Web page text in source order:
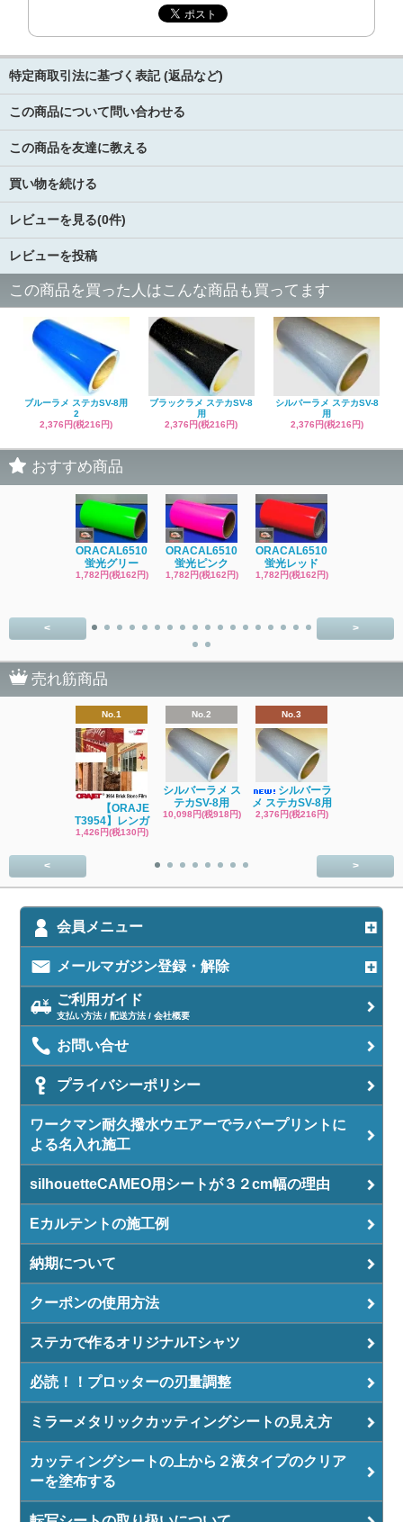
特定商取引法に基づく表記 (返品など)
この商品について問い合わせる
この商品を友達に教える
買い物を続ける
レビューを見る(0件)
レビューを投稿
この商品を買った人はこんな商品も買ってます
ブルーラメ ステカSV-8用
2
2,376円(税216円)
ブラックラメ ステカSV-8
用
2,376円(税216円)
シルバーラメ ステカSV-8
用
2,376円(税216円)
おすすめ商品
ORACAL6510
蛍光グリー
1,782円(税162円)
ORACAL6510
蛍光ピンク
1,782円(税162円)
ORACAL6510
蛍光レッド
1,782円(税162円)
< >
売れ筋商品
No.1
【ORAJE
T3954】レンガ
1,426円(税130円)
No.2
シルバーラメ ス
テカSV-8用
10,098円(税918円)
No.3
シルバーラ
メ ステカSV-8用
2,376円(税216円)
< >
会員メニュー
メールマガジン登録・解除
ご利用ガイド
支払い方法 / 配送方法 / 会社概要
お問い合せ
プライバシーポリシー
ワークマン耐久撥水ウエアーでラバープリントに
よる名入れ施工
silhouetteCAMEO用シートが３２cm幅の理由
Eカルテントの施工例
納期について
クーポンの使用方法
ステカで作るオリジナルTシャツ
必読！！プロッターの刃量調整
ミラーメタリックカッティングシートの見え方
カッティングシートの上から２液タイプのクリア
ーを塗布する